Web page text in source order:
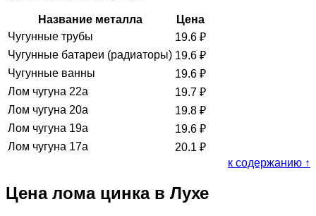
Название металла
Цена
Чугунные трубы
19.6 ₽
Чугунные батареи (радиаторы) 19.6 ₽
Чугунные ванны
19.6 ₽
Лом чугуна 22а
19.7 ₽
Лом чугуна 20а
19.8 ₽
Лом чугуна 19а
19.6 ₽
Лом чугуна 17а
20.1 ₽
к содержанию ↑
Цена лома цинка в Лухе